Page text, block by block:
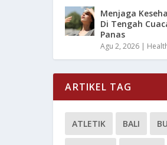
Menjaga
Di Tengah
Panas
Agu 2, 2026 |
ARTIKEL TAG
ATLETIK BALI